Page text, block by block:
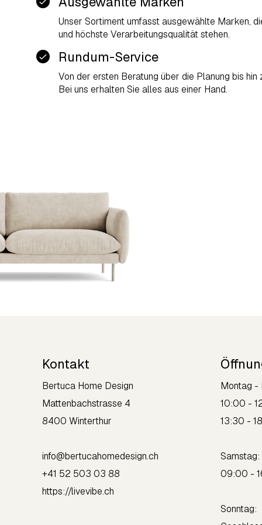
Unser Sortiment umfasst ausgewählte Marken,
und höchste Verarbeitungsqualität stehen.
Rundum-Service
Von der ersten Beratung über die Planung bis
Bei uns erhalten Sie alles aus einer Hand.
Kontakt
Bertuca Home Design
Mattenbachstrasse 4
8400 Winterthur
info@bertucahomedesign.ch
+41 52 503 03 88
https://livevibe.ch
Montag -
10:00 -
13:30 -
09:00 -
Sonntag: